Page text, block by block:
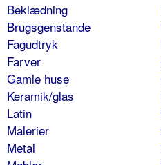
Beklædning
Brugsgenstande
Fagudtryk
Farver
Gamle huse
Keramik/glas
Latin
Malerier
Metal